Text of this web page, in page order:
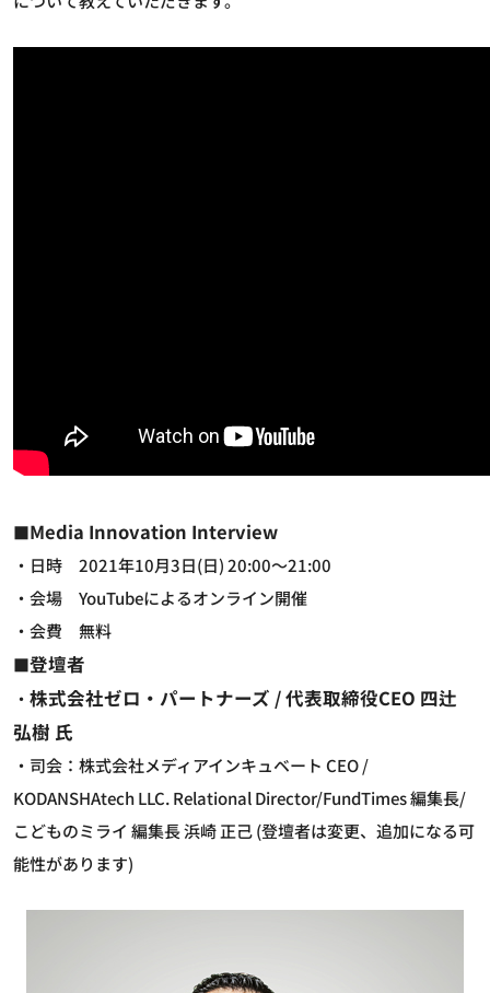
■Media Innovation Interview
・日時 2021年10月3日(日) 20:00～21:00
・会場 YouTubeによるオンライン開催
・会費 無料
■登壇者
・ 株式会社ゼロ・パートナーズ / 代表取締役CEO 四辻
弘樹 氏
・司会：株式会社メディアインキュベート CEO /
KODANSHAtech LLC. Relational Director/FundTimes 編集長/
こどものミライ 編集長 浜崎 正己 (登壇者は変更、追加になる可
能性があります)